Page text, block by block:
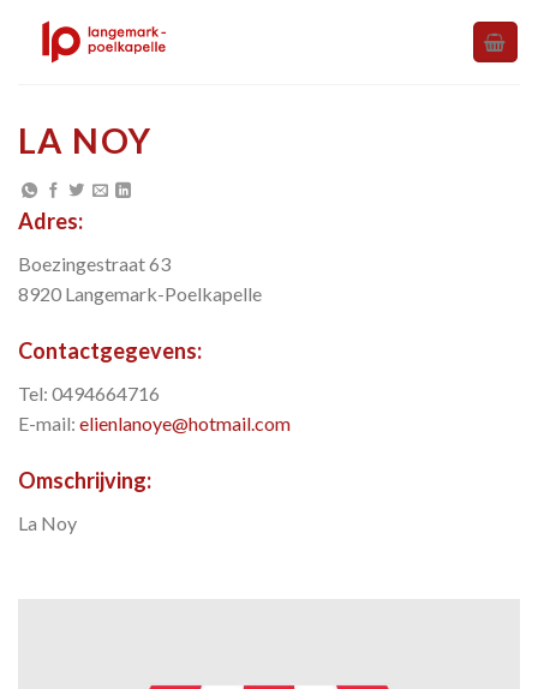
LA NOY
Adres:
Boezingestraat 63
8920 Langemark-Poelkapelle
Contactgegevens:
Tel: 0494664716
E-mail: elienlanoye@hotmail.com
Omschrijving:
La Noy